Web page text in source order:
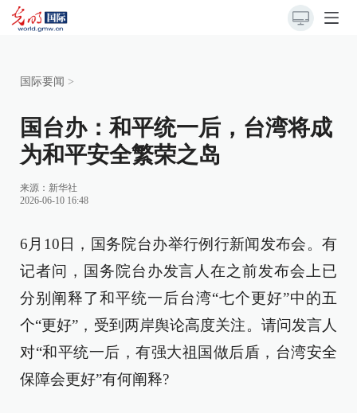
国际要闻 >
国台办：和平统一后，台湾将成
为和平安全繁荣之岛
来源： 新华社
2026-06-10 16:48
6月10日，国务院台办举行例行新闻发布会。有
记者问，国务院台办发言人在之前发布会上已
分别阐释了和平统一后台湾“七个更好”中的五
个“更好”，受到两岸舆论高度关注。请问发言人
对“和平统一后，有强大祖国做后盾，台湾安全
保障会更好”有何阐释?